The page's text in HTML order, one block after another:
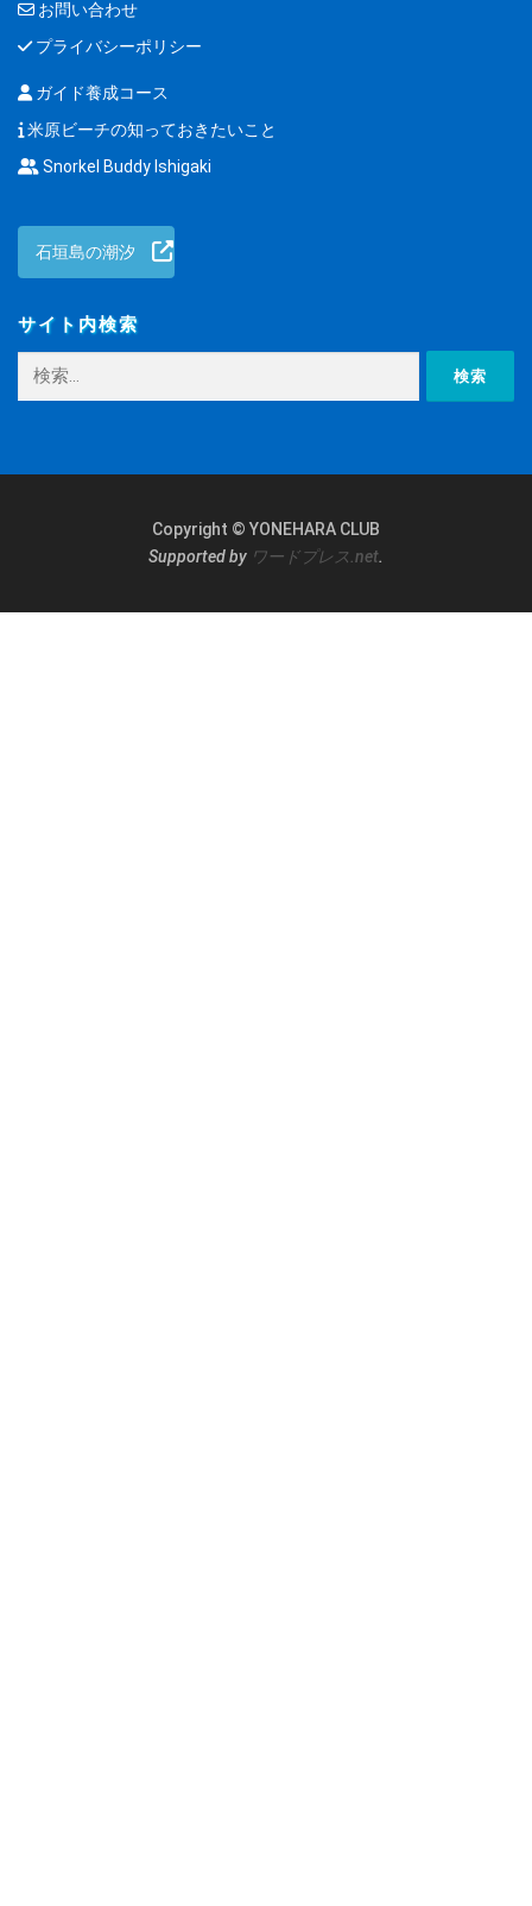
お問い合わせ
プライバシーポリシー
ガイド養成コース
米原ビーチの知っておきたいこと
Snorkel Buddy Ishigaki
石垣島の潮汐
サイト内検索
Copyright © YONEHARA CLUB
Supported by ワードプレス.net.